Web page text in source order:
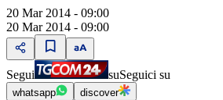
20 Mar 2014 - 09:00
20 Mar 2014 - 09:00
Segui suSeguici su
whatsapp discover